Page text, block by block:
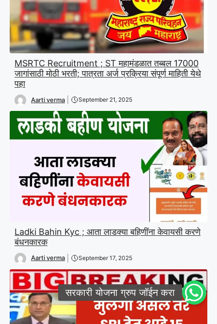
MSRTC Recruitment ; ST महामंडळात तब्बल 17000
जागांसाठी मोठी भरती; पात्रता अर्ज प्रक्रिया संपूर्ण माहिती येथे
पहा
Aarti verma September 21, 2025
Ladki Bahin Kyc ; आता लाडक्या बहिणींना केवायसी करणे
बंधनकारक
Aarti verma September 17, 2025